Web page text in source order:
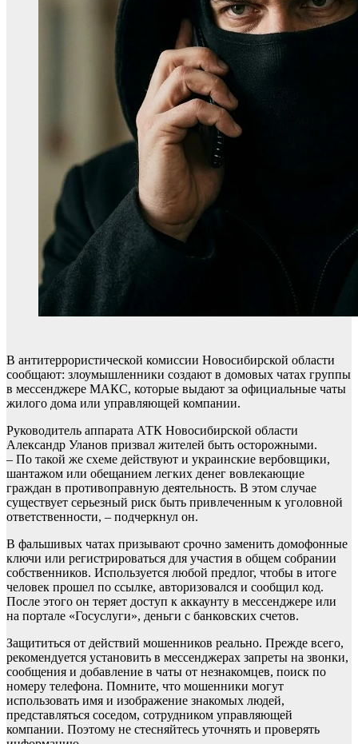
В антитеррористической комиссии Новосибирской области
сообщают: злоумышленники создают в домовых чатах группы
в мессенджере MАКС, которые выдают за официальные чаты
жилого дома или управляющей компании.
Руководитель аппарата АТК Новосибирской области
Александр Уланов призвал жителей быть осторожными.
– По такой же схеме действуют и украинские вербовщики,
шантажом или обещанием легких денег вовлекающие
граждан в противоправную деятельность. В этом случае
существует серьезный риск быть привлеченным к уголовной
ответственности, – подчеркнул он.
В фальшивых чатах призывают срочно заменить домофонные
ключи или регистрироваться для участия в общем собрании
собственников. Используется любой предлог, чтобы в итоге
человек прошел по ссылке, авторизовался и сообщил код.
После этого он теряет доступ к аккаунту в мессенджере или
на портале «Госуслуги», деньги с банковских счетов.
Защититься от действий мошенников реально. Прежде всего,
рекомендуется установить в мессенджерах запреты на звонки,
сообщения и добавление в чаты от незнакомцев, поиск по
номеру телефона. Помните, что мошенники могут
использовать имя и изображение знакомых людей,
представляться соседом, сотрудником управляющей
компании. Поэтому не стесняйтесь уточнять и проверять